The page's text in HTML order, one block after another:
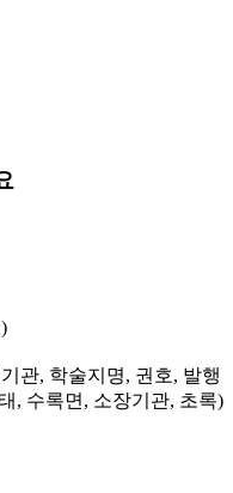
관, 학술지명, 권호, 발행
, 수록면, 소장기관, 초록)